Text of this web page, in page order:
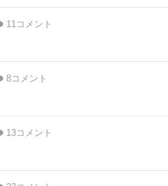
11コメント
8コメント
13コメント